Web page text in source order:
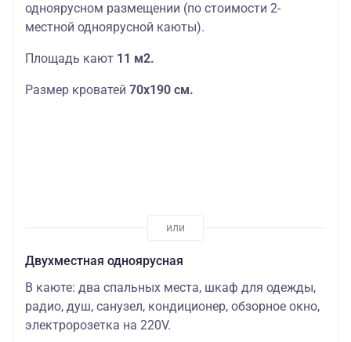
одноярусном размещении (по стоимости 2-
местной одноярусной каюты).
Площадь кают 11 м2.
Размер кроватей 70х190 см.
Двухместная одноярусная
В каюте: два спальных места, шкаф для одежды,
радио, душ, санузел, кондиционер, обзорное окно,
электророзетка на 220V.